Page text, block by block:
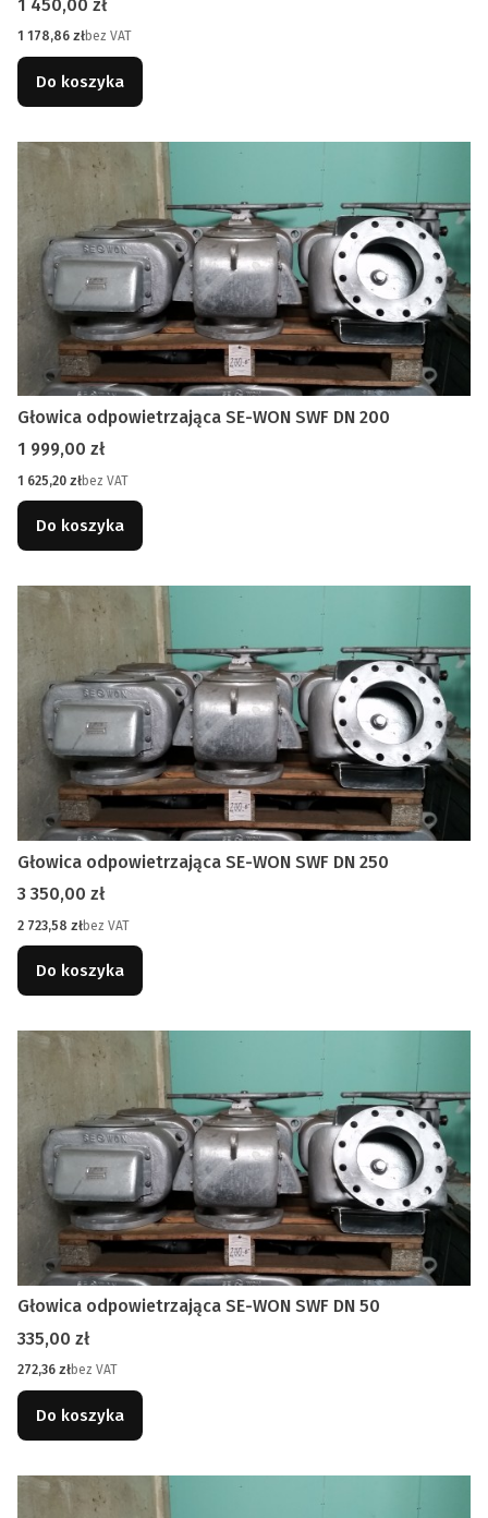
1 450,00 zł
Cena
1 178,86 złbez VAT
Do koszyka
Głowica odpowietrzająca SE-WON SWF DN 200
Cena
1 999,00 zł
Cena
1 625,20 złbez VAT
Do koszyka
Głowica odpowietrzająca SE-WON SWF DN 250
Cena
3 350,00 zł
Cena
2 723,58 złbez VAT
Do koszyka
Głowica odpowietrzająca SE-WON SWF DN 50
Cena
335,00 zł
Cena
272,36 złbez VAT
Do koszyka